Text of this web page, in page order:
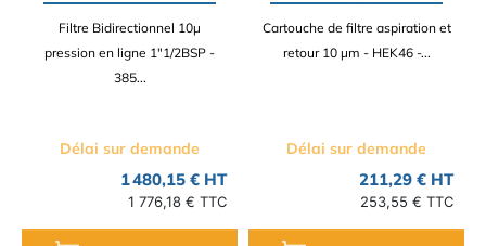
Filtre Bidirectionnel 10µ
pression en ligne 1"1/2BSP -
385...
Délai sur demande
1 480,15 € HT
1 776,18 € TTC
Cartouche de filtre aspiration et
retour 10 µm - HEK46 -...
Délai sur demande
211,29 € HT
253,55 € TTC